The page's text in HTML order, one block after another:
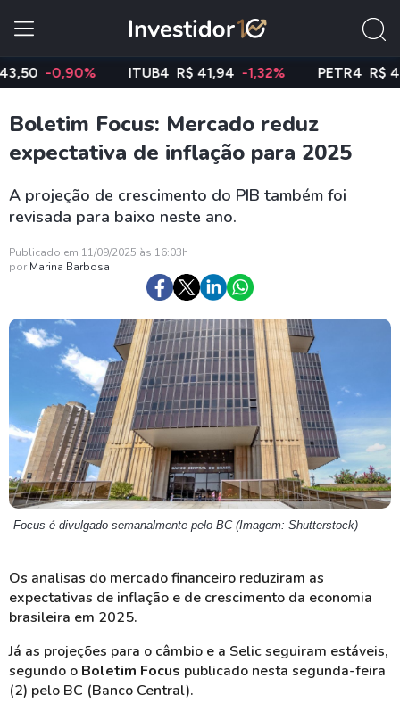
-0,90% ITUB4 R$ 41,94 -1,32% PETR4 R$ 42,06
Boletim Focus: Mercado reduz
expectativa de inflação para 2025
A projeção de crescimento do PIB também foi
revisada para baixo neste ano.
Publicado em 11/09/2025 às 16:03h
por Marina Barbosa
Focus é divulgado semanalmente pelo BC (Imagem: Shutterstock)
Os analisas do mercado financeiro reduziram as
expectativas de inflação e de crescimento da economia
brasileira em 2025.
Já as projeções para o câmbio e a Selic seguiram estáveis,
segundo o Boletim Focus publicado nesta segunda-feira
(2) pelo BC (Banco Central).